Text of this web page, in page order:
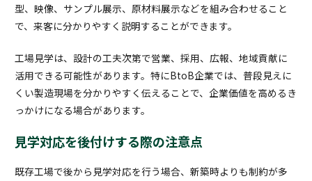
型、映像、サンプル展示、原材料展示などを組み合わせること
で、来客に分かりやすく説明することができます。
工場見学は、設計の工夫次第で営業、採用、広報、地域貢献に
活用できる可能性があります。特にBtoB企業では、普段見えに
くい製造現場を分かりやすく伝えることで、企業価値を高めるき
っかけになる場合があります。
見学対応を後付けする際の注意点
既存工場で後から見学対応を行う場合、新築時よりも制約が多